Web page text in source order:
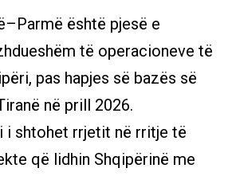
është pjesë e
të operacioneve të
pas hapjes së bazës së
në prill 2026.
i shtohet rrjetit në rritje të
që lidhin Shqipërinë me